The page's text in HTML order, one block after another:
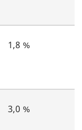
1,8 %
3,0 %